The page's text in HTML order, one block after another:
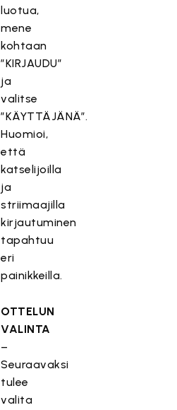
luotua,
mene
kohtaan
”KIRJAUDU”
ja
valitse
”KÄYTTÄJÄNÄ”.
Huomioi,
että
katselijoilla
ja
striimaajilla
kirjautuminen
tapahtuu
eri
painikkeilla.
OTTELUN
VALINTA
–
Seuraavaksi
tulee
valita